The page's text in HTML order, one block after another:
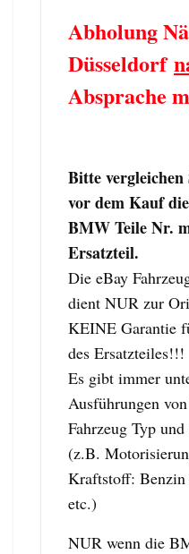
Abholung
Düsseldorf
Absprache
Bitte
vor dem Kauf
BMW Teile Nr.
Ersatzteil.
Die eBay
dient NUR zur
KEINE Garantie
des Ersatzteiles!!!
Es gibt immer
Ausführungen
Fahrzeug Typ
(z.B.
Kraftstoff:
etc.)
NUR wenn die